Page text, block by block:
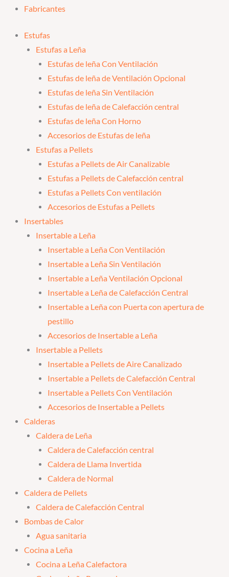
Fabricantes
Estufas
Estufas a Leña
Estufas de leña Con Ventilación
Estufas de leña de Ventilación Opcional
Estufas de leña Sin Ventilación
Estufas de leña de Calefacción central
Estufas de leña Con Horno
Accesorios de Estufas de leña
Estufas a Pellets
Estufas a Pellets de Air Canalizable
Estufas a Pellets de Calefacción central
Estufas a Pellets Con ventilación
Accesorios de Estufas a Pellets
Insertables
Insertable a Leña
Insertable a Leña Con Ventilación
Insertable a Leña Sin Ventilación
Insertable a Leña Ventilación Opcional
Insertable a Leña de Calefacción Central
Insertable a Leña con Puerta con apertura de
pestillo
Accesorios de Insertable a Leña
Insertable a Pellets
Insertable a Pellets de Aire Canalizado
Insertable a Pellets de Calefacción Central
Insertable a Pellets Con Ventilación
Accesorios de Insertable a Pellets
Calderas
Caldera de Leña
Caldera de Calefacción central
Caldera de Llama Invertida
Caldera de Normal
Caldera de Pellets
Caldera de Calefacción Central
Bombas de Calor
Agua sanitaria
Cocina a Leña
Cocina a Leña Calefactora